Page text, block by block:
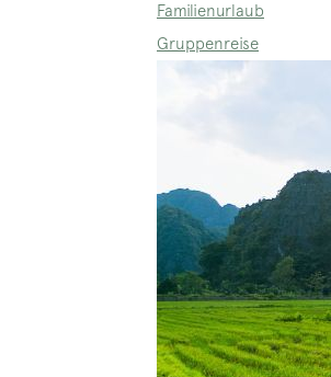
Familienurlaub
Gruppenreise